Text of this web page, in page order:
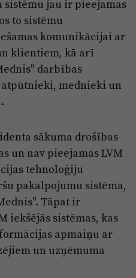
jau ir pieejamas
to sistēmu
komunikācijai ar
klientiem, kā arī
darbības
mednieki un
sākuma drošības
un nav pieejamas LVM
tehnoloģiju
pakalpojumu sistēma,
Tāpat ir
iekšējās sistēmas, kas
apmaiņu ar
un uzņēmuma